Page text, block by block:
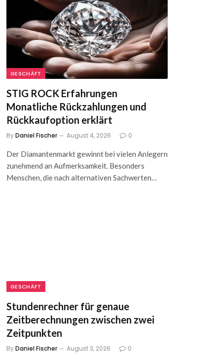
GESCHÄFT
STIG ROCK Erfahrungen
Monatliche Rückzahlungen und
Rückkaufoption erklärt
ByDaniel Fischer August 4, 2026 0
Der Diamantenmarkt gewinnt bei vielen Anlegern
zunehmend an Aufmerksamkeit. Besonders
Menschen, die nach alternativen Sachwerten…
GESCHÄFT
Stundenrechner für genaue
Zeitberechnungen zwischen zwei
Zeitpunkten
ByDaniel Fischer August 3, 2026 0